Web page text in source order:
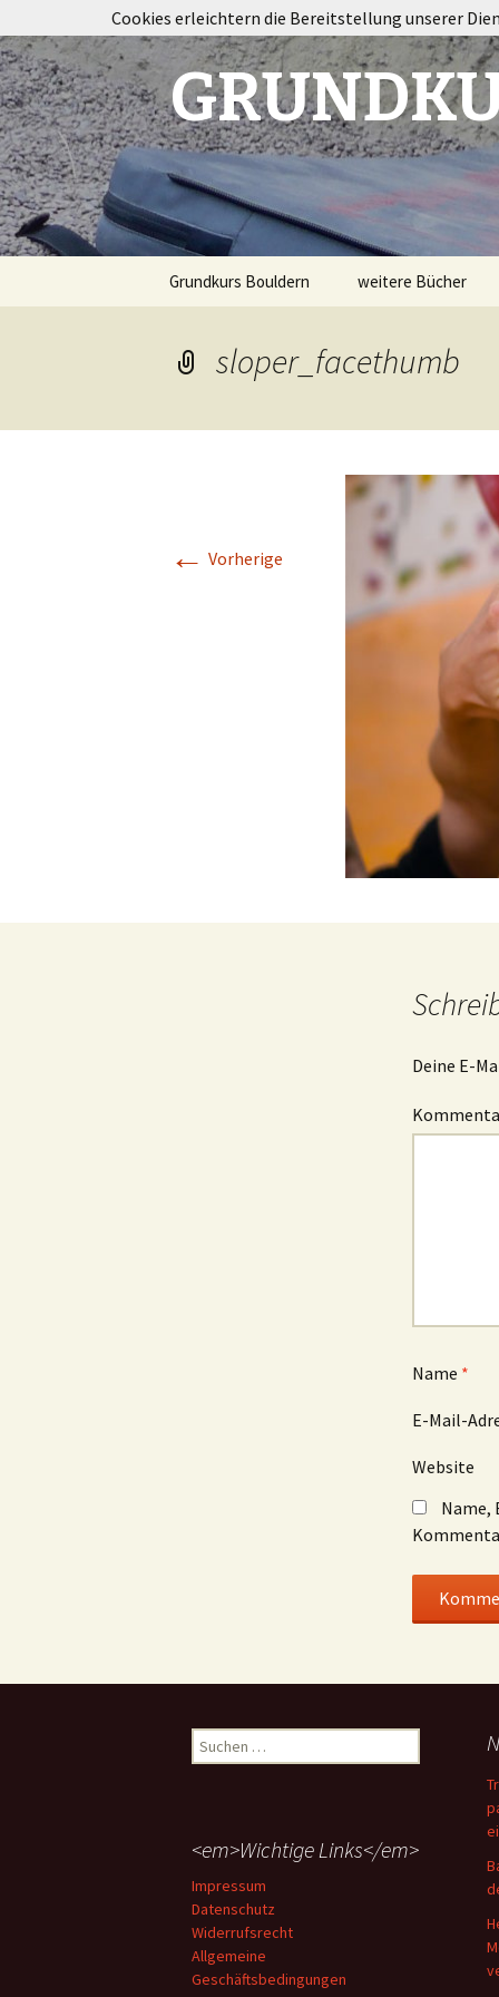
Grundkurs Bouldern weitere Bücher
Destination
sloper_facethumb
← Vorherige
Deine E-
Name *
E-Mail-
Website
Name,
Suchen
nach:
<em>Wichtige Links</em>
Impressum
Datenschutz
Widerrufsrecht
Allgemeine
Geschäftsbedingungen
Cookies erleichtern die Bereitstellung unserer